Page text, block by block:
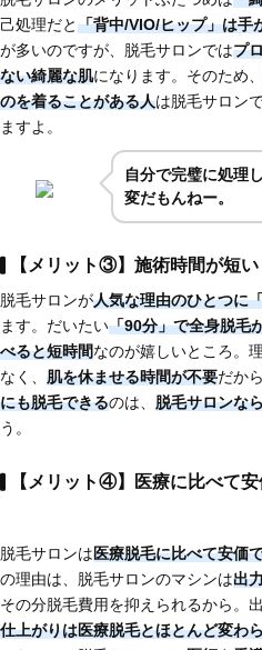
己処理だと「背中/VIO/ヒップ」は手
が多いのですが、脱毛サロンではプ
ない綺麗な肌になります。そのため、
のを着ることがある人は脱毛サロン
ますよ。
自分で完璧に処理
変だもんねー。
【メリット③】施術時間が短い
脱毛サロンが人気な理由のひとつに
ます。だいたい「90分」で全身脱毛
べると短時間なのが嬉しいところ。
なく、 肌を休ませる時間が不要だか
にも脱毛できるのは、 脱毛サロンな
う。
【メリット④】医療に比べて安
脱毛サロンは医療脱毛に比べて安価
の理由は、脱毛サロンのマシンは出
その分脱毛費用を抑えられるから。
仕上がりは医療脱毛とほとんど変わ